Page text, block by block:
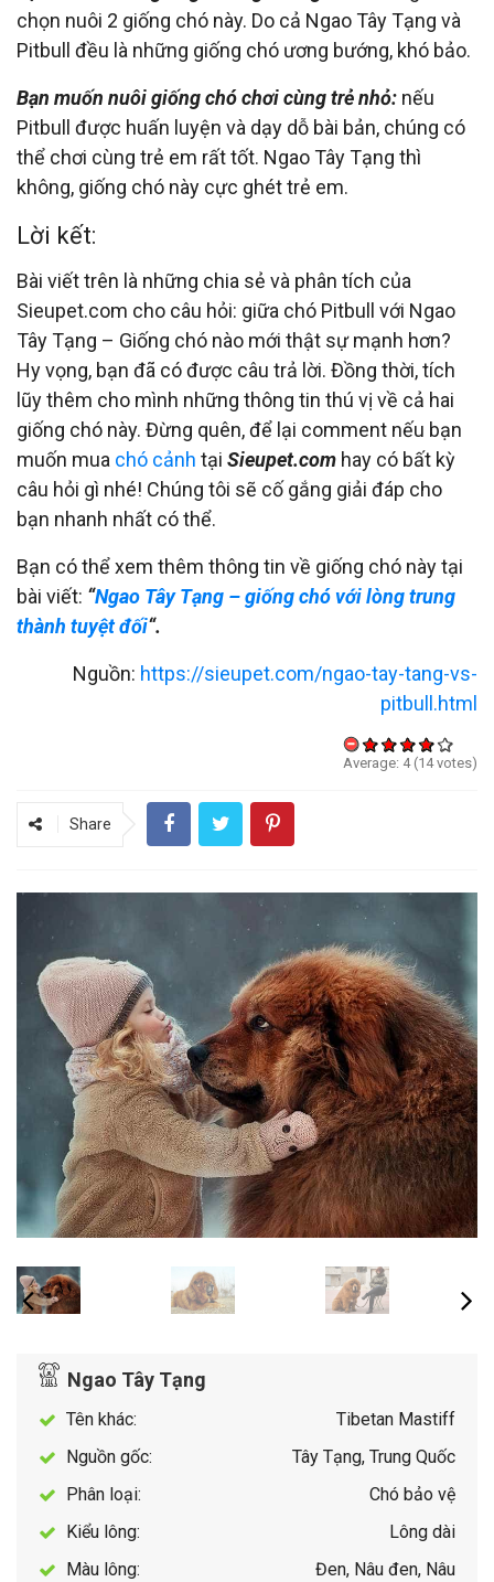
chọn nuôi 2 giống chó này. Do cả Ngao Tây Tạng và
Pitbull đều là những giống chó ương bướng, khó bảo.
Bạn muốn nuôi giống chó chơi cùng trẻ nhỏ: nếu
Pitbull được huấn luyện và dạy dỗ bài bản, chúng có
thể chơi cùng trẻ em rất tốt. Ngao Tây Tạng thì
không, giống chó này cực ghét trẻ em.
Lời kết:
Bài viết trên là những chia sẻ và phân tích của
Sieupet.com cho câu hỏi: giữa chó Pitbull với Ngao
Tây Tạng – Giống chó nào mới thật sự mạnh hơn?
Hy vọng, bạn đã có được câu trả lời. Đồng thời, tích
lũy thêm cho mình những thông tin thú vị về cả hai
giống chó này. Đừng quên, để lại comment nếu bạn
muốn mua chó cảnh tại Sieupet.com hay có bất kỳ
câu hỏi gì nhé! Chúng tôi sẽ cố gắng giải đáp cho
bạn nhanh nhất có thể.
Bạn có thể xem thêm thông tin về giống chó này tại
bài viết: “Ngao Tây Tạng – giống chó với lòng trung
thành tuyệt đối“.
Nguồn: https://sieupet.com/ngao-tay-tang-vs-
pitbull.html
Average: 4 (14votes)
Share
Ngao Tây Tạng
Tên khác:
Tibetan Mastiff
Nguồn gốc:
Tây Tạng, Trung Quốc
Phân loại:
Chó bảo vệ
Kiểu lông:
Lông dài
Màu lông:
Đen, Nâu đen, Nâu